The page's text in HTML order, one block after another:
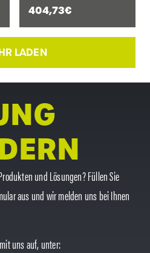
404,73€
LADEN
und Lösungen? Füllen Sie
aus und wir melden uns bei Ihnen
uns auf, unter: